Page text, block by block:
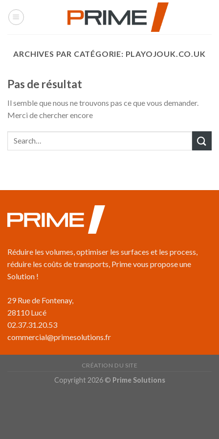
ARCHIVES PAR CATÉGORIE: PLAYOJOUK.CO.UK
Pas de résultat
Il semble que nous ne trouvons pas ce que vous demander.
Merci de chercher encore
Réduire les volumes, optimiser les surfaces et les process,
réduire les coûts de transports, Prime vous propose une
Solution !
29 Rue de Fontenay,
28110 Lucé
02.37.31.20.53
commercial@primesolutions.fr
CRÉATION DU SITE
Copyright 2026 © Prime Solutions